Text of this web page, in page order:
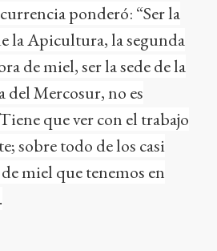
ponderó: “Ser la
la Apicultura, la segunda
de miel, ser la sede de la
Mercosur, no es
que ver con el trabajo
sobre todo de los casi
miel que tenemos en